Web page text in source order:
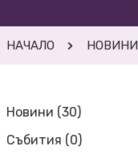
НАЧАЛО НОВИНИ
Новини (30)
Събития (0)